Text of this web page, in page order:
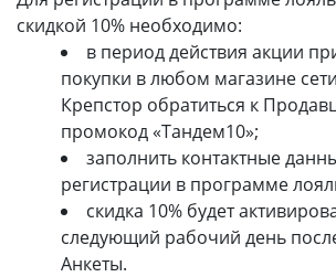
скидкой 10% необходимо:
в период действия акции
покупки в любом магазине
Крепстор обратиться к
промокод «Тандем10»;
заполнить контактные
регистрации в программе
скидка 10% будет
следующий рабочий день
Анкеты.